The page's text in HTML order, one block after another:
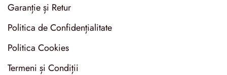
Garanție și Retur
Politica de Confidențialitate
Politica Cookies
Termeni și Condiții